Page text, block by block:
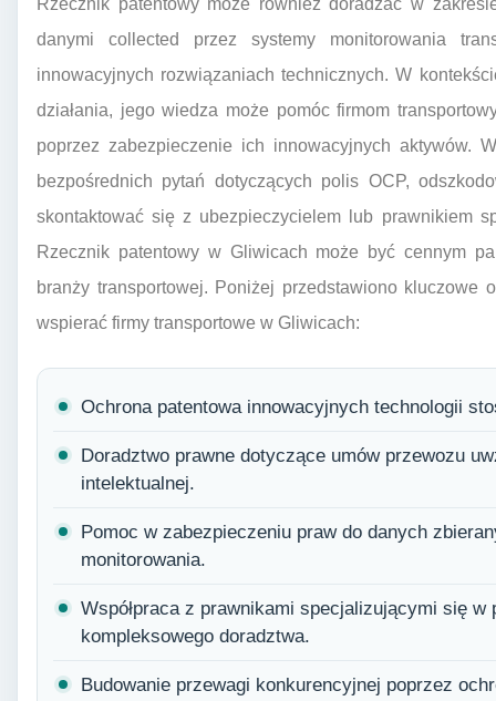
Rzecznik patentowy może również doradzać w
danymi collected przez systemy monitorowania
innowacyjnych rozwiązaniach technicznych. W
działania, jego wiedza może pomóc firmom
poprzez zabezpieczenie ich innowacyjnych aktywów.
bezpośrednich pytań dotyczących polis OCP,
skontaktować się z ubezpieczycielem lub prawnikiem
Rzecznik patentowy w Gliwicach może być cennym
branży transportowej. Poniżej przedstawiono kluczowe
wspierać firmy transportowe w Gliwicach:
Ochrona patentowa innowacyjnych technologii
Doradztwo prawne dotyczące umów przewozu
intelektualnej.
Pomoc w zabezpieczeniu praw do danych
monitorowania.
Współpraca z prawnikami specjalizującymi się
kompleksowego doradztwa.
Budowanie przewagi konkurencyjnej poprzez